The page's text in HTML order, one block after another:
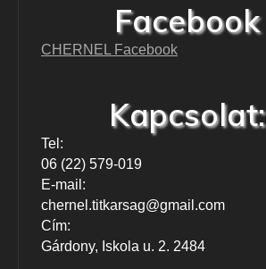
Facebook
CHERNEL Facebook
Kapcsolat:
Tel:
06 (22) 579-019
E-mail:
chernel.titkarsag@gmail.com
Cím:
Gárdony, Iskola u. 2. 2484